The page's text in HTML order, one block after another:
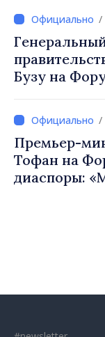
Вевер
европейский
Республики
/
Бузу на
чтобы
сильные
/
Премьер-
Тофан на
диаспоры: